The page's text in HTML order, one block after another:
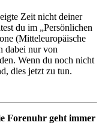
Zeit nicht deiner
du im „Persönlichen
(Mitteleuropäische
dabei nur von
Wenn du noch nicht
dies jetzt zu tun.
Forenuhr geht immer